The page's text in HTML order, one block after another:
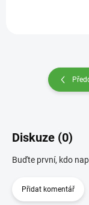
Diskuze (0)
Buďte první, kdo
Přidat komentář